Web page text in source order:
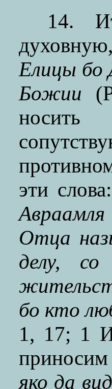
14.
Елицы бо
Божии
носить
эти слова:
Отца
делу,
бо кто
1, 17; 1
яко да